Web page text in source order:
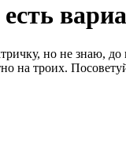
но не знаю, до
на троих.